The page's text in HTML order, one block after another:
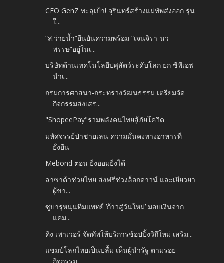
CEO GenZ ทะลุเป้า! จุรินทร์สร้างแม่ทัพส่งออก รุ่น
ใ...
“ส.ว่ายน้ำ”ยืนยันความพร้อม “เจนจิรา-นว
พรรษ”อยู่ในเ...
บริษัทด้านเทคโนโลยีปศุสัตว์ระดับโลก ยก ซีพีเอฟ
นำเ...
กรมการศาสนา-กระทรวงวัฒนธรรม เตรียมจัด
กิจกรรมส่งเสร...
"ShopeePay"รวมพลังคนไทยสู้ภัยโควิด
มหัศจรรย์ป่าชายเลน ความมั่นคงทางอาหารที่
ยั่งยืน
Mebond ตอน ยิ่งออมยิ่งได้
ลาซาด้าช่วยไทย ส่งฟรีช่วงล็อกดาวน์ และเยียวยา
ผู้ขา...
ซูบารุหนุนทีมแพทย์ ’ก้าวสู่วันใหม่’ มอบเงินจาก
แคม...
คิง เพาเวอร์ จัดทัพให้บริการช้อปปิ้งวิถีใหม่ เสริม...
แชมป์โลกไทยเป็นปลื้ม เห็นผู้นำรัฐ ตามรอย